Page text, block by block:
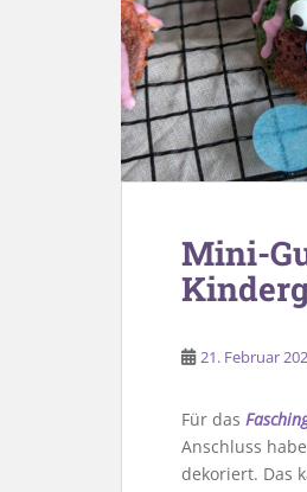
Mini-
21. Februar
Für das
Anschluss
dekoriert. Das